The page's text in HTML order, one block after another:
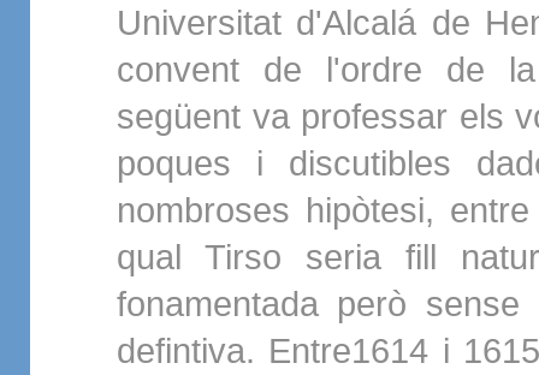
Universitat d'Alcalá de
convent de l'ordre de
següent va professar els
poques i discutibles
nombroses hipòtesi,
qual Tirso seria fill
fonamentada però
defintiva. Entre1614 i